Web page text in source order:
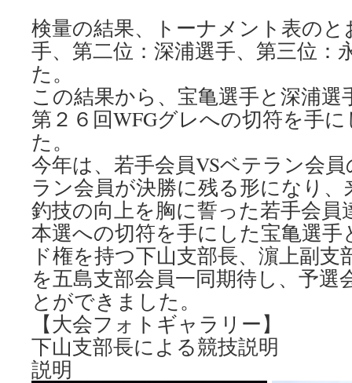
検量の結果、トーナメント表のと
手、第二位：深浦選手、第三位：
た。
この結果から、宝亀選手と深浦
第２６回WFGグレへの切符を手
た。
今年は、若手会員VSベテラン会
ラン会員が決勝に残る形になり
釣技の向上を胸に誓った若手会
本選への切符を手にした宝亀選手
ド権を持つ下山支部長、濵上副支
を五島支部会員一同期待し、予選
とができました。
【大会フォトギャラリー】
下山支部長による競技
説明